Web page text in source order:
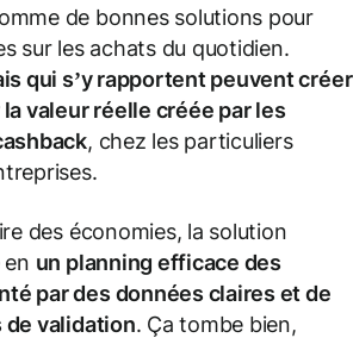
de bonnes solutions pour
sur les achats du quotidien.
qui s’y rapportent peuvent créer
valeur réelle créée par les
, chez les particuliers
des économies, la solution
un planning efficace des
par des données claires et de
de validation. Ça tombe bien,